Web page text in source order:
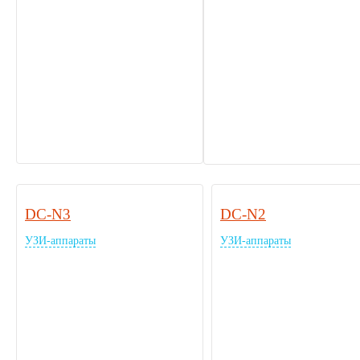
DC-N3
УЗИ-аппараты
DC-N2
УЗИ-аппараты